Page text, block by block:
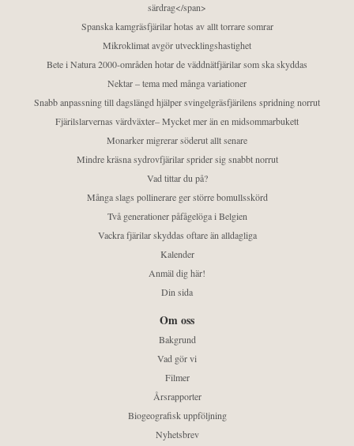
särdrag</span>
Spanska kamgräsfjärilar hotas av allt torrare somrar
Mikroklimat avgör utvecklingshastighet
Bete i Natura 2000-områden hotar de väddnätfjärilar som ska skyddas
Nektar – tema med många variationer
Snabb anpassning till dagslängd hjälper svingelgräsfjärilens spridning norrut
Fjärilslarvernas värdväxter– Mycket mer än en midsommarbukett
Monarker migrerar söderut allt senare
Mindre kräsna sydrovfjärilar sprider sig snabbt norrut
Vad tittar du på?
Många slags pollinerare ger större bomullsskörd
Två generationer påfågelöga i Belgien
Vackra fjärilar skyddas oftare än alldagliga
Kalender
Anmäl dig här!
Din sida
Om oss
Bakgrund
Vad gör vi
Filmer
Årsrapporter
Biogeografisk uppföljning
Nyhetsbrev